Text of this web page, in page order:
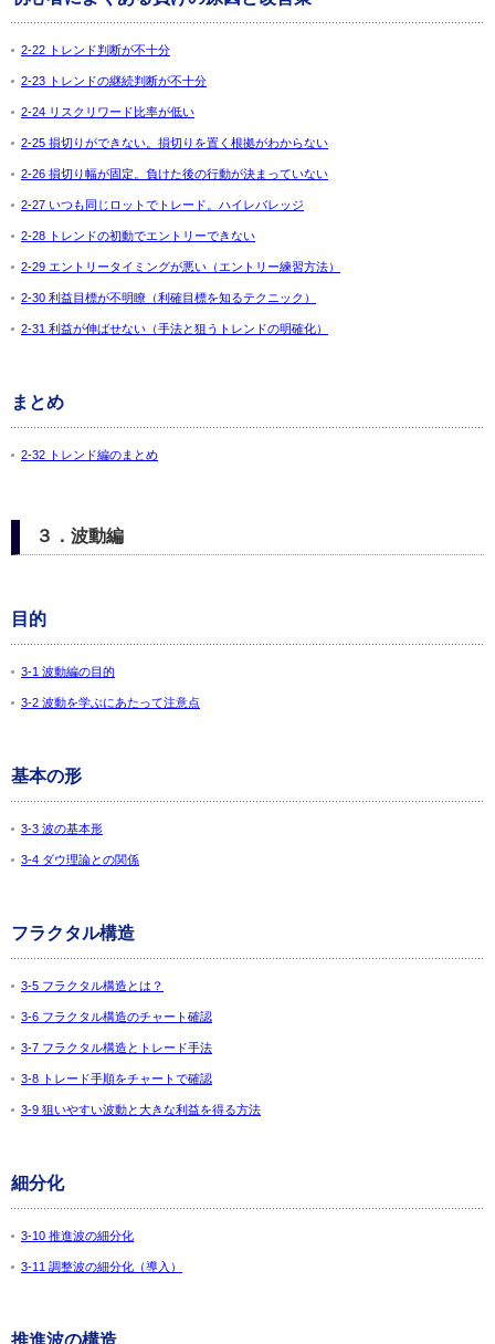
2-22 トレンド判断が不十分
2-23 トレンドの継続判断が不十分
2-24 リスクリワード比率が低い
2-25 損切りができない。損切りを置く根拠がわからない
2-26 損切り幅が固定。負けた後の行動が決まっていない
2-27 いつも同じロットでトレード。ハイレバレッジ
2-28 トレンドの初動でエントリーできない
2-29 エントリータイミングが悪い（エントリー練習方法）
2-30 利益目標が不明瞭（利確目標を知るテクニック）
2-31 利益が伸ばせない（手法と狙うトレンドの明確化）
まとめ
2-32 トレンド編のまとめ
３．波動編
目的
3-1 波動編の目的
3-2 波動を学ぶにあたって注意点
基本の形
3-3 波の基本形
3-4 ダウ理論との関係
フラクタル構造
3-5 フラクタル構造とは？
3-6 フラクタル構造のチャート確認
3-7 フラクタル構造とトレード手法
3-8 トレード手順をチャートで確認
3-9 狙いやすい波動と大きな利益を得る方法
細分化
3-10 推進波の細分化
3-11 調整波の細分化（導入）
推進波の構造